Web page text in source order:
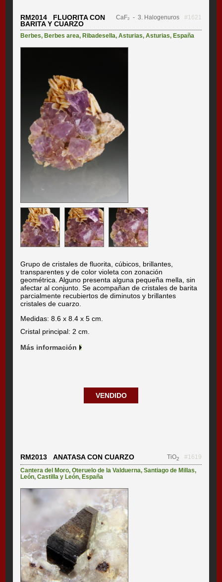
RM2014 FLUORITA CON
BARITA Y CUARZO
CaF₂ - 3. Halogenuros #1621
Berbes,Berbes area,Ribadesella,Asturias,Asturias,España
Grupo de cristales de fluorita, cúbicos, brillantes,
transparentes y de color violeta con zonación
geométrica. Alguno presenta alguna pequeña mella, sin
afectar al conjunto. Se acompañan de cristales de barita
parcialmente recubiertos de diminutos y brillantes
cristales de cuarzo.
Medidas: 8.6 x 8.4 x 5 cm.
Cristal principal: 2 cm.
Más información
VENDIDO
RM2013 ANATASA CON CUARZO TiO2
#1619
Cantera del Moro,Oteruelo de la Valduerna,Santiago de Millas,
León,Castilla y León, España